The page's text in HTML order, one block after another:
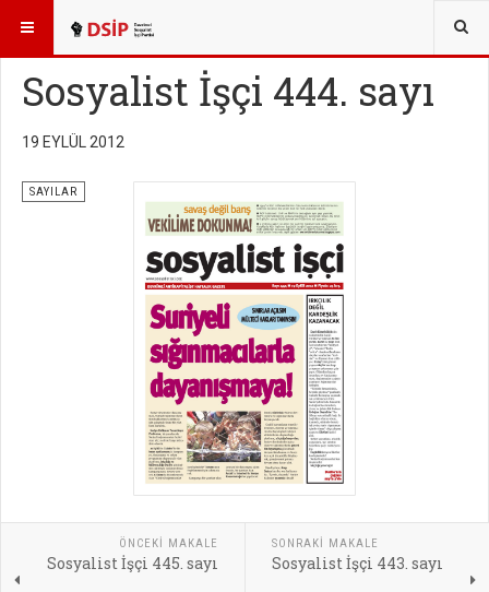
BURADASINIZ: YAYINLAR
Sosyalist İşçi 444. sayı
19 EYLÜL 2012
SAYILAR
ÖNCEKI MAKALE
Sosyalist İşçi 445. sayı
SONRAKI MAKALE
Sosyalist İşçi 443. sayı